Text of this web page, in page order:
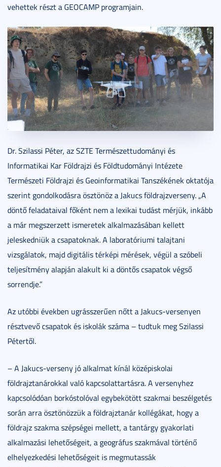
vehettek részt a GEOCAMP programjain.
Dr. Szilassi Péter, az SZTE Természettudományi és
Informatikai Kar Földrajzi és Földtudományi Intézete
Természeti Földrajzi és Geoinformatikai Tanszékének oktatója
szerint gondolkodásra ösztönöz a Jakucs földrajzverseny. „A
döntő feladataival főként nem a lexikai tudást mérjük, inkább
a már megszerzett ismeretek alkalmazásában kellett
jeleskedniük a csapatoknak. A laboratóriumi talajtani
vizsgálatok, majd digitális térképi mérések, végül a szóbeli
teljesítmény alapján alakult ki a döntős csapatok végső
sorrendje.”
Az utóbbi években ugrásszerűen nőtt a Jakucs-versenyen
résztvevő csapatok és iskolák száma – tudtuk meg Szilassi
Pétertől.
– A Jakucs-verseny jó alkalmat kínál középiskolai
földrajztanárokkal való kapcsolattartásra. A versenyhez
kapcsolódóan borkóstolóval egybekötött szakmai beszélgetés
során arra ösztönözzük a földrajztanár kollégákat, hogy a
földrajz szakma szépségei mellett, a tantárgy gyakorlati
alkalmazási lehetőségeit, a geográfus szakmával történő
elhelyezkedési lehetőségeit is megmutassák